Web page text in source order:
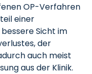
OP-Verfahren
einer
Sicht im
der
auch meist
aus der Klinik.